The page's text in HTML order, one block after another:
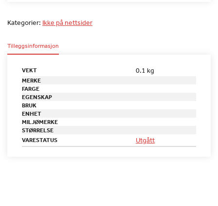
Kategorier: Ikke på nettsider
Tilleggsinformasjon
VEKT 0.1 kg
MERKE
FARGE
EGENSKAP
BRUK
ENHET
MILJØMERKE
STØRRELSE
VARESTATUS
Utgått